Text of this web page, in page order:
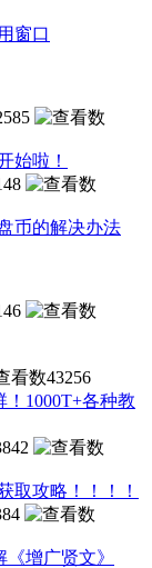
窗口
始啦！
币的解决办法
43256
1000T+各种教
取攻略！！！！
增广贤文》